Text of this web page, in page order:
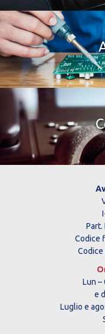
Part.
Codice
Codice
Lun –
e
Luglio e